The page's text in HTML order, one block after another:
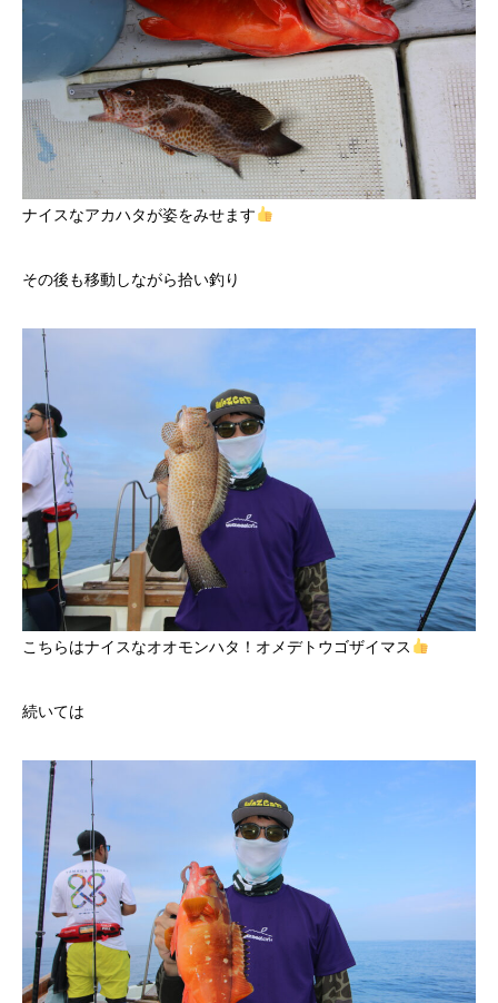
ナイスなアカハタが姿をみせます
その後も移動しながら拾い釣り
こちらはナイスなオオモンハタ！オメデトウゴザイマス
続いては